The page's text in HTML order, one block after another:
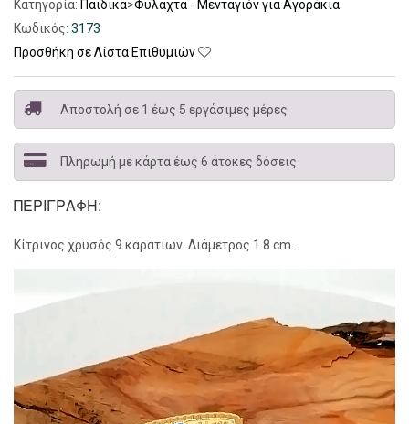
Κατηγορία: Παιδικά>Φυλαχτά - Μενταγιόν για Αγοράκια
Κωδικός: 3173
Προσθήκη σε Λίστα Επιθυμιών
Αποστολή σε 1 έως 5 εργάσιμες μέρες
Πληρωμή με κάρτα έως 6 άτοκες δόσεις
ΠΕΡΙΓΡΑΦΉ:
Κίτρινος χρυσός 9 καρατίων. Διάμετρος 1.8 cm.